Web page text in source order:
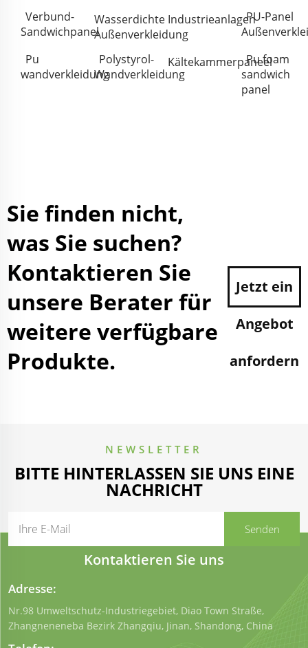
Verbund-
Sandwichpanel
Wasserdichte
Außenverkleidung
IndustrieanlagenPU-Panel
Pu
wandverkleidung
Polystyrol-
Wandverkleidung
Kältekammerpaneel
Pu foam
sandwich
panel
Sie finden nicht,
was Sie suchen?
Kontaktieren Sie
unsere Berater für
weitere verfügbare
Produkte.
Jetzt ein
Angebot
anfordern
NEWSLETTER
BITTE HINTERLASSEN SIE UNS EINE
NACHRICHT
Kontaktieren Sie uns
Adresse:
Nr.98 Umweltschutz-Industriegebiet, Diao Town Straße,
Zhangneneneba Bezirk Zhangqiu, Jinan, Shandong, China